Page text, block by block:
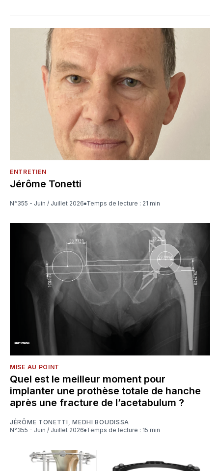
ENTRETIEN
Jérôme Tonetti
N°355 - Juin / Juillet 2026 Temps de lecture : 21 min
MISE AU POINT
Quel est le meilleur moment pour
implanter une prothèse totale de hanche
après une fracture de l’acetabulum ?
JÉRÔME TONETTI ,MEDHI BOUDISSA
N°355 - Juin / Juillet 2026
Temps de lecture : 15 min